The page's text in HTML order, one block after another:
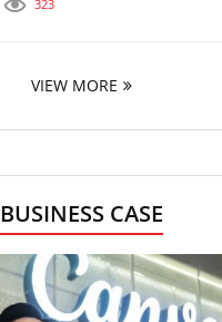
323
VIEW MORE
BUSINESS CASE